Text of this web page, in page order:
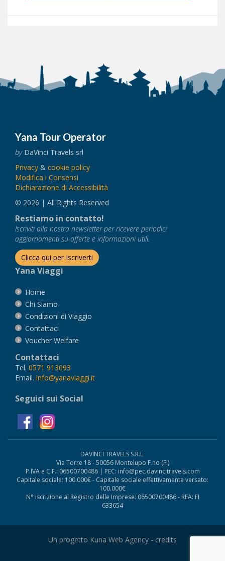
Yana Tour Operator
byDaVinci Travels srl
Privacy & cookie policy
Modifica i Consensi
Dichiarazione di Accessibilità
© 2026 | All Rights Reserved
Restiamo in contatto!
Iscriviti alla nostra newsletter per ricevere periodici
aggiornamenti su offerte e informazioni utili.
Clicca qui per Iscriverti
Yana Viaggi
Home
Chi Siamo
Condizioni di Viaggio
Contattaci
Voucher Welfare
Contattaci
Tel. 0571 913093
Email. info@yanaviaggi.it
Seguici sui Social
DAVINCI TRAVELS S.R.L.
Via Torre 18 - 50056 Montelupo F.no (FI)
P.IVA e C.F.: 06500700486 | PEC: info@pec.davincitravels.com
Capitale sociale: 100.000€ - Capitale sociale effettivamente versato:
100.000€
N° iscrizione al Registro delle Imprese: 06500700486 - REA: FI
633654
Un progetto Kuna Web Agency - credits